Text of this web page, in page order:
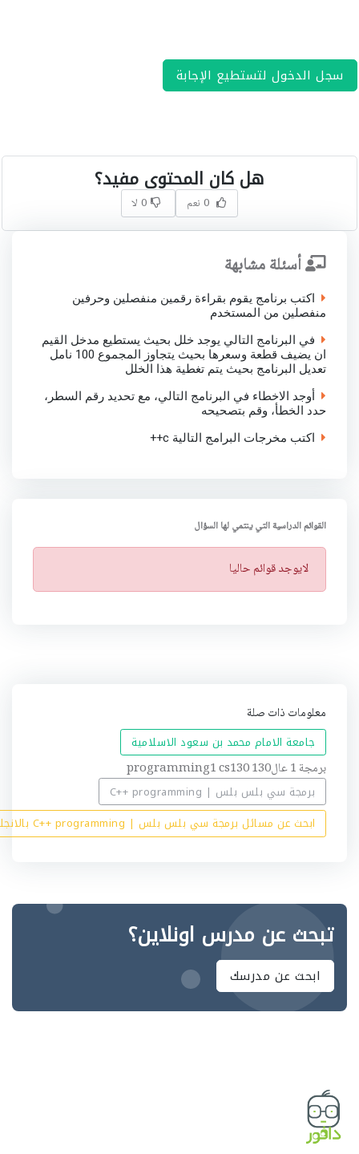
سجل الدخول لتستطيع الإجابة
هل كان المحتوى مفيد؟
0 نعم 0 لا
أسئلة مشابهة
اكتب برنامج يقوم بقراءة رقمين منفصلين وحرفين
منفصلين من المستخدم
في البرنامج التالي يوجد خلل بحيث يستطيع مدخل القيم
ان يضيف قطعة وسعرها بحيث يتجاوز المجموع 100 نامل
تعديل البرنامج بحيث يتم تغطية هذا الخلل
أوجد الاخطاء في البرنامج التالي، مع تحديد رقم السطر،
حدد الخطأ، وقم بتصحيحه
اكتب مخرجات البرامج التالية c++
القوائم الدراسية التي ينتمي لها السؤال
ت
ن
لايوجد قوائم حاليا
معلومات ذات صلة
جامعة الامام محمد بن سعود الاسلامية
برمجة 1 عال130 programming1 cs130
برمجة سي بلس بلس | C++ programming
ابحث عن مسائل برمجة سي بلس بلس | C++ programming بالانجليزي
تبحث عن مدرس اونلاين؟
ابحث عن مدرسك